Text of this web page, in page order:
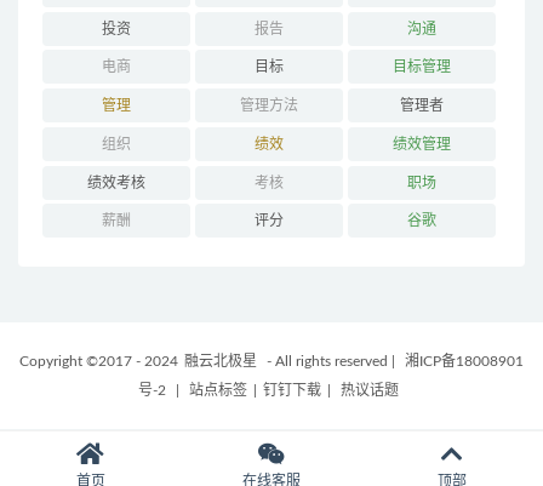
投资 报告 沟通
电商 目标 目标管理
管理 管理方法 管理者
组织 绩效 绩效管理
绩效考核 考核 职场
薪酬 评分 谷歌
Copyright ©2017 - 2024 融云北极星 - All rights reserved
湘ICP备18008901
号-2
站点标签 钉钉下载 热议话题
首页 在线客服 顶部